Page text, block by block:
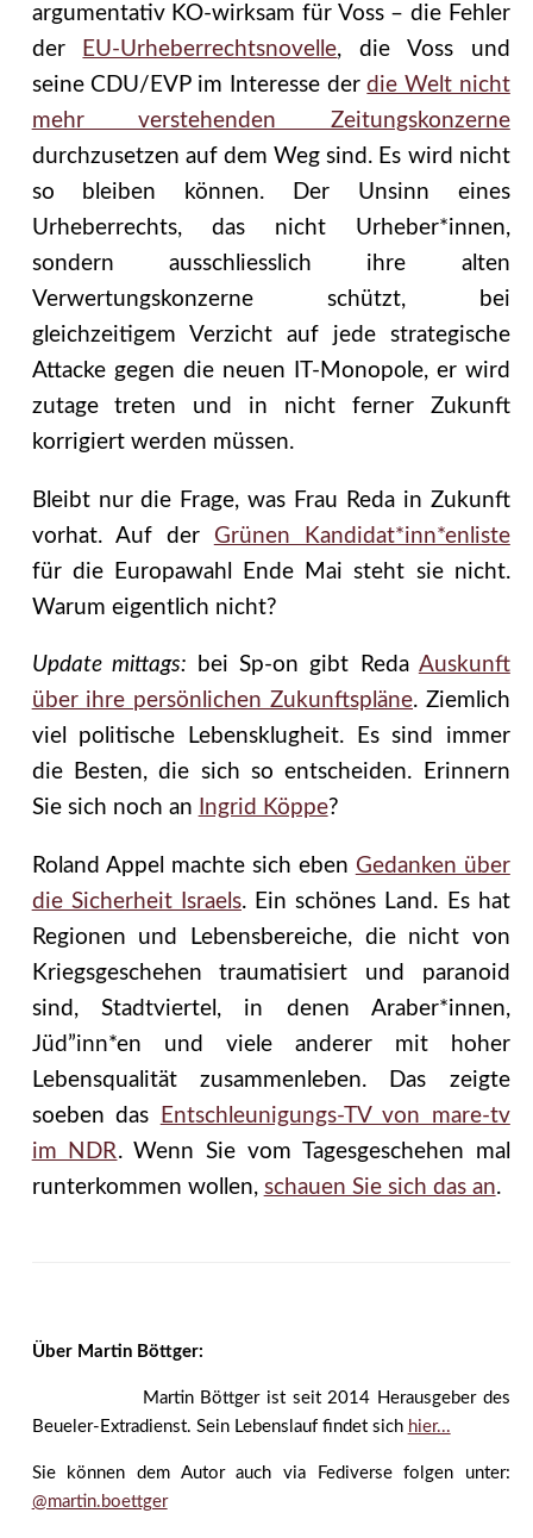
argumentativ KO-wirksam für Voss – die Fehler
der
EU-Urheberrechtsnovelle, die Voss und
seine CDU/EVP im Interesse derdie Welt nicht
mehr verstehenden Zeitungskonzerne
durchzusetzen auf dem Weg sind. Es wird nicht
so bleiben können. Der Unsinn eines
Urheberrechts, das nicht Urheber*innen,
sondern ausschliesslich ihre alten
Verwertungskonzerne schützt, bei
gleichzeitigem Verzicht auf jede strategische
Attacke gegen die neuen IT-Monopole, er wird
zutage treten und in nicht ferner Zukunft
korrigiert werden müssen.
Bleibt nur die Frage, was Frau Reda in Zukunft
vorhat. Auf der Grünen Kandidat*inn*enliste
für die Europawahl Ende Mai steht sie nicht.
Warum eigentlich nicht?
Update mittags: bei Sp-on gibt Reda Auskunft
über ihre persönlichen Zukunftspläne. Ziemlich
viel politische Lebensklugheit. Es sind immer
die Besten, die sich so entscheiden. Erinnern
Sie sich noch an
Ingrid Köppe?
Roland Appel machte sich eben Gedanken über
die Sicherheit Israels. Ein schönes Land. Es hat
Regionen und Lebensbereiche, die nicht von
Kriegsgeschehen traumatisiert und paranoid
sind, Stadtviertel, in denen Araber*innen,
Jüd”inn*en und viele anderer mit hoher
Lebensqualität zusammenleben. Das zeigte
soeben das
Entschleunigungs-TV von mare-tv
im NDR. Wenn Sie vom Tagesgeschehen mal
runterkommen wollen, schauen Sie sich das an.
Über Martin Böttger:
Martin Böttger ist seit 2014 Herausgeber des
Beueler-Extradienst. Sein Lebenslauf findet sich hier...
Sie können dem Autor auch via Fediverse folgen unter:
@martin.boettger